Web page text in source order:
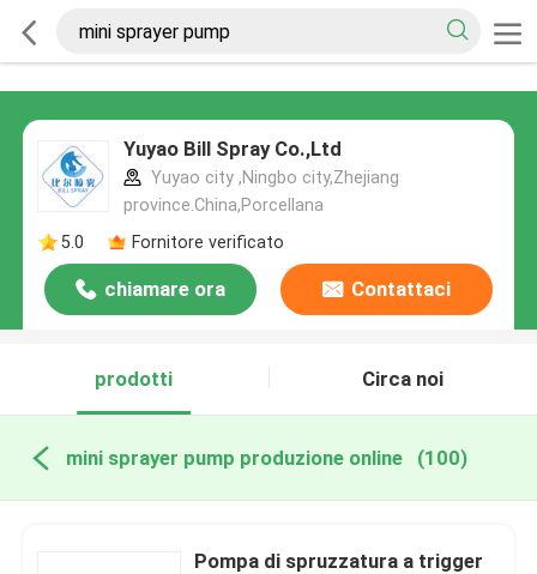
Yuyao Bill Spray Co.,Ltd
Yuyao city ,Ningbo city,Zhejiang
province.China,Porcellana
5.0
Fornitore verificato
chiamare ora Contattaci
prodotti Circa noi
mini sprayer pump produzione online (100)
Pompa di spruzzatura a trigger